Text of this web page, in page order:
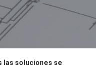
las soluciones se